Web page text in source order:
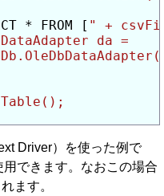
* FROM [ " +
da =
Driver）を使った例で
できます。なおこの場合
ます。